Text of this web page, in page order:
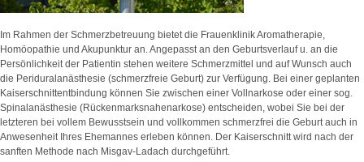
Im Rahmen der Schmerzbetreuung bietet die Frauenklinik Aromatherapie,
Homöopathie und Akupunktur an. Angepasst an den Geburtsverlauf u. an die
Persönlichkeit der Patientin stehen weitere Schmerzmittel und auf Wunsch auch
die Periduralanästhesie (schmerzfreie Geburt) zur Verfügung. Bei einer geplanten
Kaiserschnittentbindung können Sie zwischen einer Vollnarkose oder einer sog.
Spinalanästhesie (Rückenmarksnahenarkose) entscheiden, wobei Sie bei der
letzteren bei vollem Bewusstsein und vollkommen schmerzfrei die Geburt auch in
Anwesenheit Ihres Ehemannes erleben können. Der Kaiserschnitt wird nach der
sanften Methode nach Misgav-Ladach durchgeführt.